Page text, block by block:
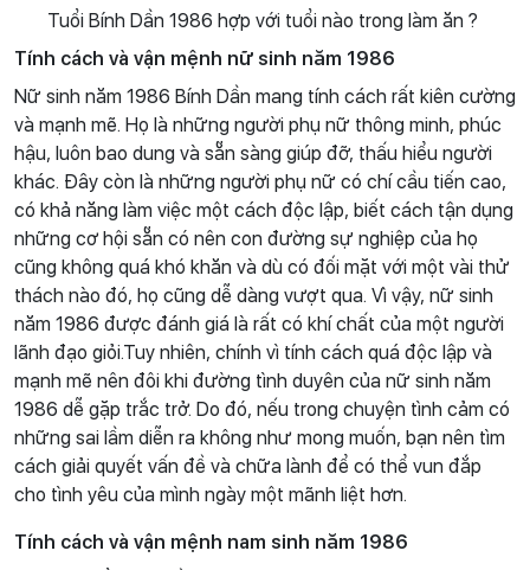
Tuổi Bính Dần 1986 hợp với tuổi nào trong làm ăn ?
Tính cách và vận mệnh nữ sinh năm 1986
Nữ sinh năm 1986 Bính Dần mang tính cách rất kiên cường
và mạnh mẽ. Họ là những người phụ nữ thông minh, phúc
hậu, luôn bao dung và sẵn sàng giúp đỡ, thấu hiểu người
khác. Đây còn là những người phụ nữ có chí cầu tiến cao,
có khả năng làm việc một cách độc lập, biết cách tận dụng
những cơ hội sẵn có nên con đường sự nghiệp của họ
cũng không quá khó khăn và dù có đối mặt với một vài thử
thách nào đó, họ cũng dễ dàng vượt qua. Vì vậy, nữ sinh
năm 1986 được đánh giá là rất có khí chất của một người
lãnh đạo giỏi.Tuy nhiên, chính vì tính cách quá độc lập và
mạnh mẽ nên đôi khi đường tình duyên của nữ sinh năm
1986 dễ gặp trắc trở. Do đó, nếu trong chuyện tình cảm có
những sai lầm diễn ra không như mong muốn, bạn nên tìm
cách giải quyết vấn đề và chữa lành để có thể vun đắp
cho tình yêu của mình ngày một mãnh liệt hơn.
Tính cách và vận mệnh nam sinh năm 1986